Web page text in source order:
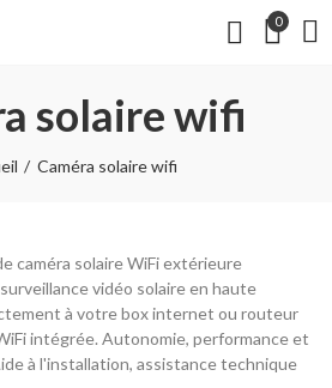
0
solaire wifi
Caméra solaire wifi
caméra solaire WiFi extérieure
vidéo solaire en haute
à votre box internet ou routeur
intégrée. Autonomie, performance et
à l'installation, assistance technique